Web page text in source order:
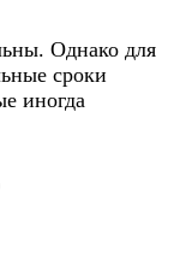
Однако для
сроки
иногда